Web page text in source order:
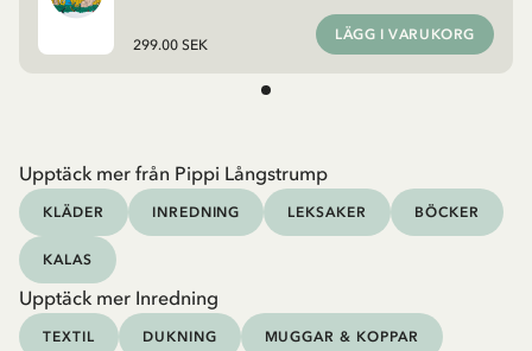
299.00 SEK
LÄGG I VARUKORG
Upptäck mer från Pippi Långstrump
KLÄDER INREDNING LEKSAKER BÖCKER
KALAS
Upptäck mer Inredning
TEXTIL DUKNING MUGGAR & KOPPAR